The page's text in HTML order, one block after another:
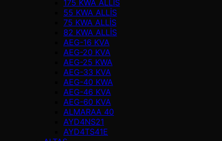
175 KWA ALLİS
55 KWA ALLİS
75 KWA ALLİS
82 KWA ALLİS
AEG-16 KVA
AEG-20 KVA
AEG-25 KWA
AEG-33 KVA
AEG-40 KWA
AEG-46 KVA
AEG-60 KVA
ALMARAA 40
AYD4NS21
AYD4TS41E